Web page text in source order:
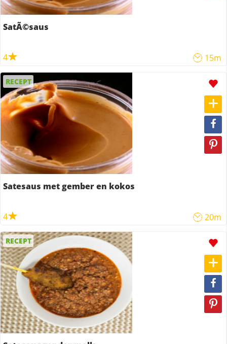
SatÃ©saus
4 15m
RECEPT
Satesaus met gember en kokos
4 20m
RECEPT